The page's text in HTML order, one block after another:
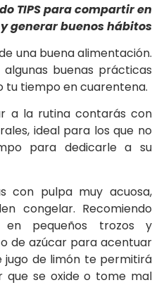
TIPS para compartir en
generar buenos hábitos
una buena alimentación.
buenas prácticas
tiempo en cuarentena.
a la rutina contarás con
ideal para los que no
para dedicarle a su
con pulpa muy acuosa,
congelar. Recomiendo
en pequeños trozos y
de azúcar para acentuar
jugo de limón te permitirá
se oxide o tome mal